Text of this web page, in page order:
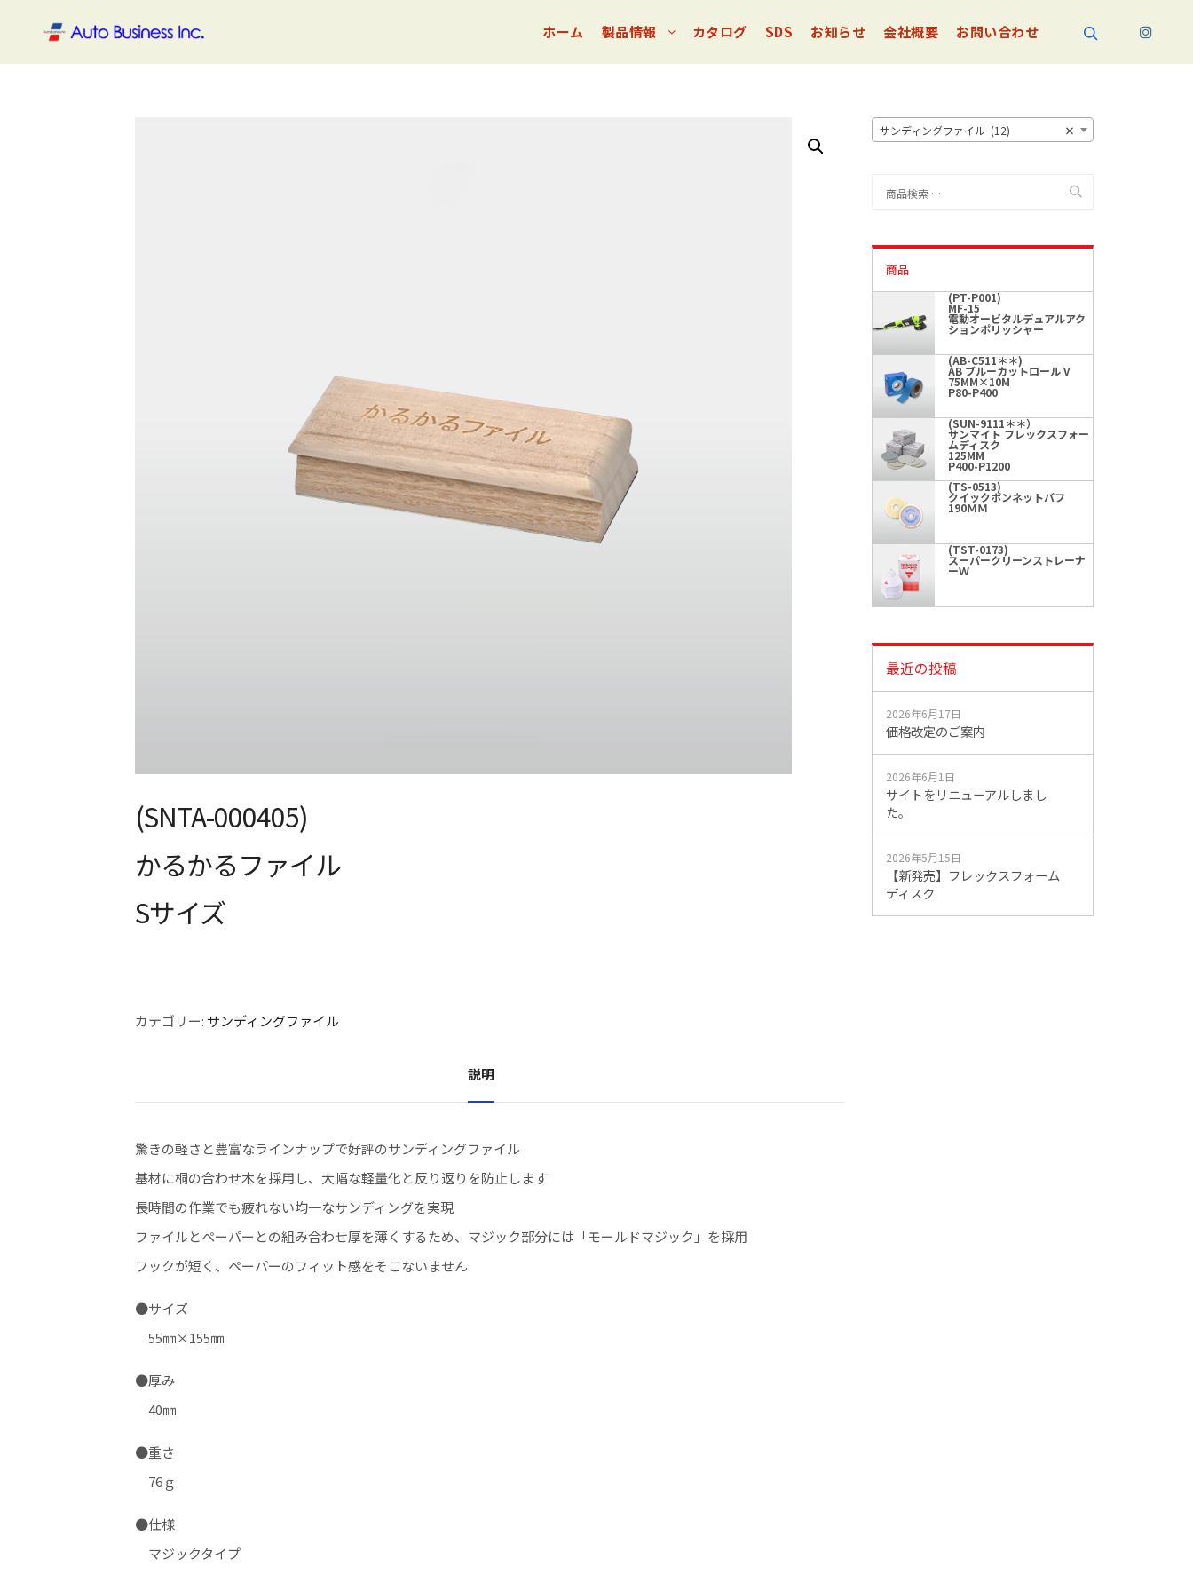
ホーム 製品情報 カタログ SDS お知らせ 会社概要 お問い合わせ
(SNTA-000405)
かるかるファイル
Sサイズ
カテゴリー: サンディングファイル
説明
驚きの軽さと豊富なラインナップで好評のサンディングファイル
基材に桐の合わせ木を採用し、大幅な軽量化と反り返りを防止します
長時間の作業でも疲れない均一なサンディングを実現
ファイルとペーパーとの組み合わせ厚を薄くするため、マジック部分には「モールドマジック」を採用
フックが短く、ペーパーのフィット感をそこないません
●サイズ
55㎜×155㎜
●厚み
40㎜
●重さ
76ｇ
●仕様
マジックタイプ
×
サンディングファイル (12)
商品
(PT-P001)
MF-15
電動オービタルデュアルアク
ションポリッシャー
(AB-C511＊＊)
AB ブルーカットロール V
75MM×10M
P80-P400
(SUN-9111＊＊）
サンマイト フレックスフォー
ムディスク
125MM
P400-P1200
(TS-0513)
クイックボンネットバフ
190ＭＭ
(TST-0173)
スーパークリーンストレーナ
ーＷ
最近の投稿
価格改定のご案内
2026年6月17日
サイトをリニューアルしまし
た。
2026年6月1日
【新発売】フレックスフォーム
ディスク
2026年5月15日